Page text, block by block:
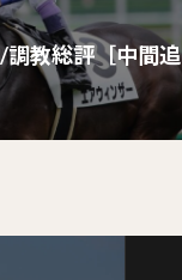
調教総評［中間追